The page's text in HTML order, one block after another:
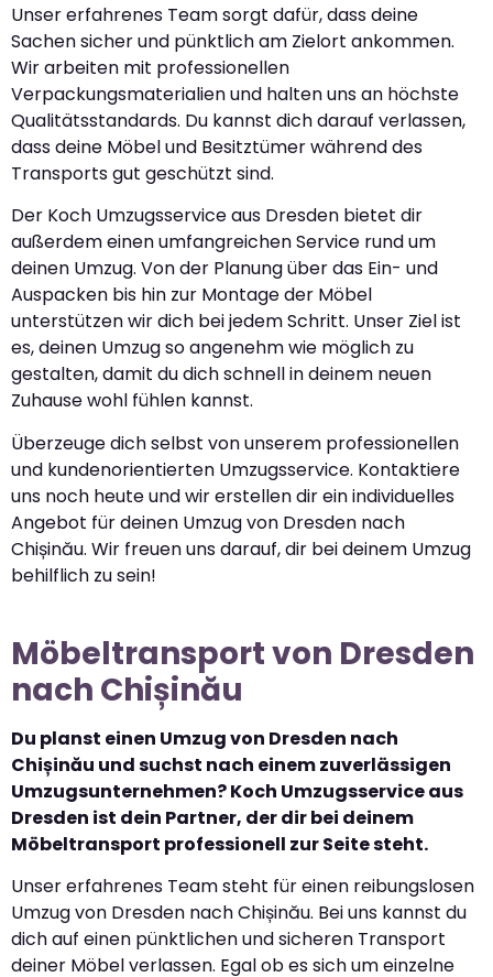
Unser erfahrenes Team sorgt dafür, dass deine
Sachen sicher und pünktlich am Zielort ankommen.
Wir arbeiten mit professionellen
Verpackungsmaterialien und halten uns an höchste
Qualitätsstandards. Du kannst dich darauf verlassen,
dass deine Möbel und Besitztümer während des
Transports gut geschützt sind.
Der Koch Umzugsservice aus Dresden bietet dir
außerdem einen umfangreichen Service rund um
deinen Umzug. Von der Planung über das Ein- und
Auspacken bis hin zur Montage der Möbel
unterstützen wir dich bei jedem Schritt. Unser Ziel ist
es, deinen Umzug so angenehm wie möglich zu
gestalten, damit du dich schnell in deinem neuen
Zuhause wohl fühlen kannst.
Überzeuge dich selbst von unserem professionellen
und kundenorientierten Umzugsservice. Kontaktiere
uns noch heute und wir erstellen dir ein individuelles
Angebot für deinen Umzug von Dresden nach
Chișinău. Wir freuen uns darauf, dir bei deinem Umzug
behilflich zu sein!
Möbeltransport von Dresden
nach Chișinău
Du planst einen Umzug von Dresden nach
Chișinău und suchst nach einem zuverlässigen
Umzugsunternehmen? Koch Umzugsservice aus
Dresden ist dein Partner, der dir bei deinem
Möbeltransport professionell zur Seite steht.
Unser erfahrenes Team steht für einen reibungslosen
Umzug von Dresden nach Chișinău. Bei uns kannst du
dich auf einen pünktlichen und sicheren Transport
deiner Möbel verlassen. Egal ob es sich um einzelne